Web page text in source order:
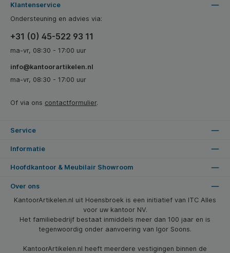
Klantenservice
Ondersteuning en advies via:
+31 (0) 45-522 93 11
ma-vr, 08:30 - 17:00 uur
info@kantoorartikelen.nl
ma-vr, 08:30 - 17:00 uur
Of via ons contactformulier.
Service
Informatie
Hoofdkantoor & Meubilair Showroom
Over ons
KantoorArtikelen.nl uit Hoensbroek is een initiatief van ITC Alles
voor uw kantoor NV.
Het familiebedrijf bestaat inmiddels meer dan 100 jaar en is
tegenwoordig onder aanvoering van Igor Soons.
KantoorArtikelen.nl heeft meerdere vestigingen binnen de